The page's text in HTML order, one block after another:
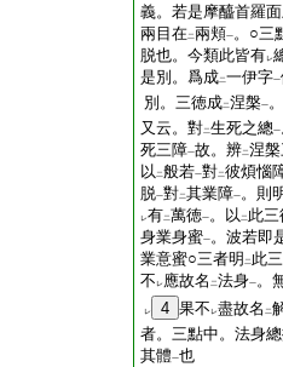
義。若是摩醯首羅
兩目在二兩頬一。○三
脱也。今類此皆有レ
是別。爲成二一伊字一
別。三徳成二涅槃一
又云。對二生死之總一
死三障一故。辨二涅
以 二般若一對二彼煩惱
脱一對二其業障一。則
レ有二萬徳一。以 二 此三
身業身蜜一。波若即
業意蜜○三者明 二 此
不 レ應故名 二法身一。
レ 4 果不 レ盡故名 二
者。三點中。法身
其體一也